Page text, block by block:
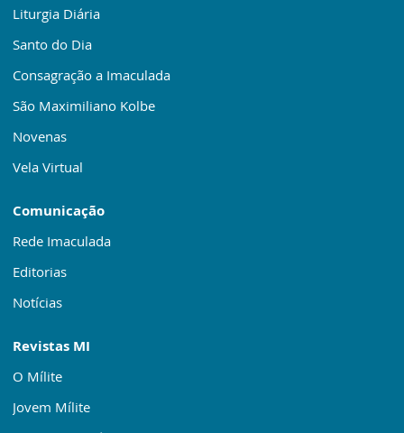
Liturgia Diária
Santo do Dia
Consagração a Imaculada
São Maximiliano Kolbe
Novenas
Vela Virtual
Comunicação
Rede Imaculada
Editorias
Notícias
Revistas MI
O Mílite
Jovem Mílite